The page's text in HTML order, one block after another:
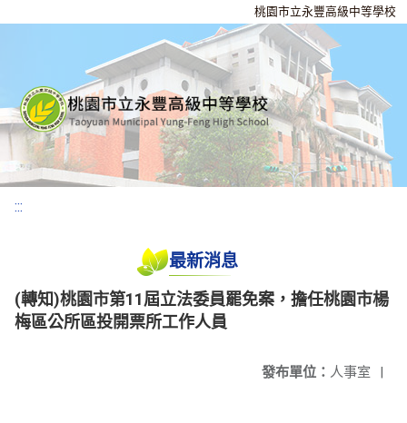
桃園市立永豐高級中等學校
:::
最新消息
(轉知)桃園市第11屆立法委員罷免案，擔任桃園市楊
梅區公所區投開票所工作人員
發布單位： 人事室 |